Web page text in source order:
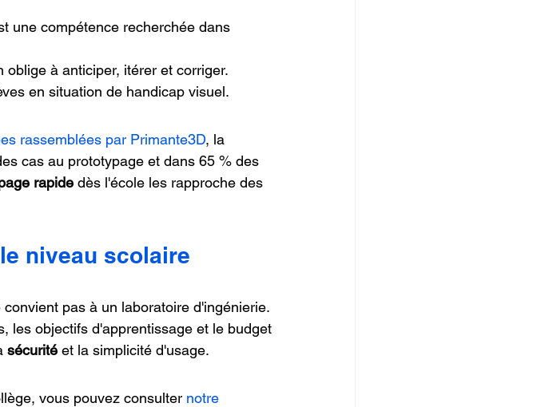
une compétence recherchée dans
oblige à anticiper, itérer et corriger.
en situation de handicap visuel.
rassemblées par Primante3D, la
cas au prototypage et dans 65 % des
rapide dès l'école les rapproche des
niveau scolaire
pas à un laboratoire d'ingénierie.
les objectifs d'apprentissage et le budget
sécurité et la simplicité d'usage.
vous pouvez consulter notre